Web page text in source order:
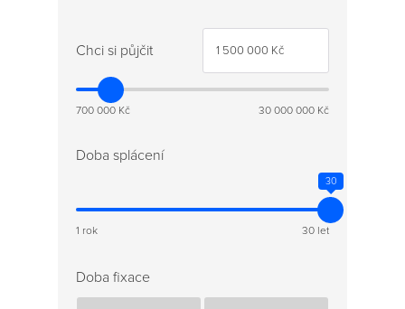
Chci si půjčit
700 000 Kč 30 000 000 Kč
Doba splácení
30
1 rok 30 let
Doba fixace